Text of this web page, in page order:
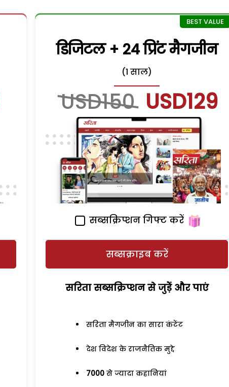
डिजिटल + 24 प्रिंट मैगजीन
(1 साल)
USD150 USD129
सब्सक्रिप्शन गिफ्ट करें
सब्सक्राइब करें
सरिता सब्सक्रिप्शन से जुड़ेें और पाएं
सरिता मैगजीन का सारा कंटेंट
देश विदेश के राजनैतिक मुद्दे
7000 से ज्यादा कहानियां